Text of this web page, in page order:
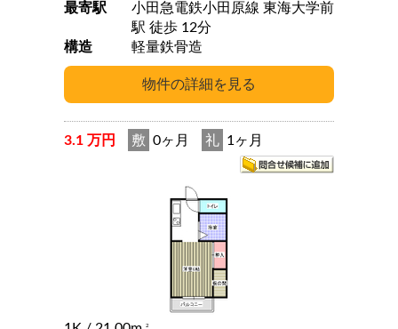
最寄駅
小田急電鉄小田原線 東海大学前
駅 徒歩 12分
構造
軽量鉄骨造
3.1 万円 敷 0ヶ月 礼 1ヶ月
2